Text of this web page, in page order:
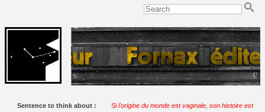
Sentence to think about :
Si l'origine du monde est vaginale, son histoire est